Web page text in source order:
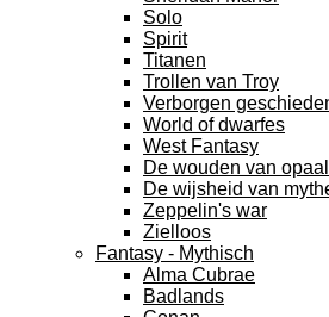
Solo
Spirit
Titanen
Trollen van Troy
Verborgen
World of dwarfes
West Fantasy
De wouden van opaal
De wijsheid van
Zeppelin's war
Zielloos
Fantasy - Mythisch
Alma Cubrae
Badlands